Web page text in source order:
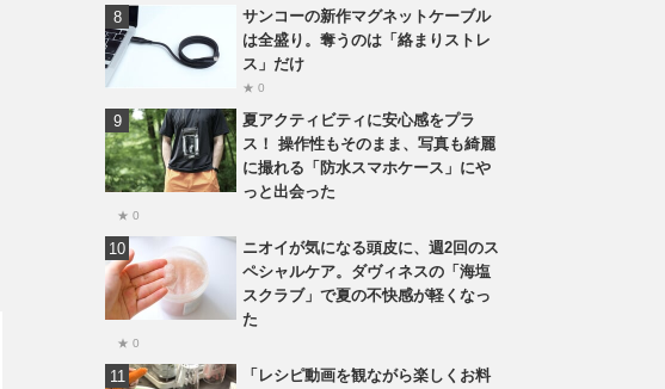
サンコーの新作マグネットケーブル
は全盛り。奪うのは「絡まりストレ
ス」だけ
★ 0
夏アクティビティに安心感をプラ
ス！ 操作性もそのまま、写真も綺麗
に撮れる「防水スマホケース」にや
っと出会った
★ 0
ニオイが気になる頭皮に、週2回のス
ペシャルケア。ダヴィネスの「海塩
スクラブ」で夏の不快感が軽くなっ
た
★ 0
「レシピ動画を観ながら楽しくお料